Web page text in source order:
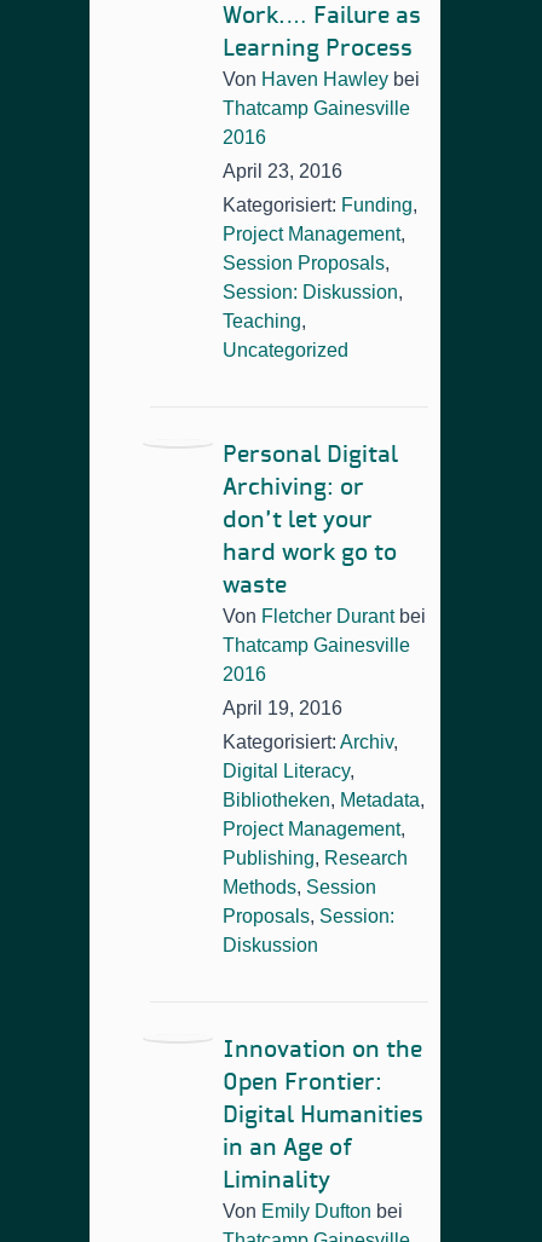
Work.… Failure as
Learning Process
Von Haven Hawley bei
Thatcamp Gainesville
2016
April 23, 2016
Kategorisiert: Funding,
Project Management,
Session Proposals,
Session: Diskussion,
Teaching,
Uncategorized
Personal Digital
Archiving: or
don’t let your
hard work go to
waste
Von Fletcher Durant bei
Thatcamp Gainesville
2016
April 19, 2016
Kategorisiert: Archiv,
Digital Literacy,
Bibliotheken, Metadata,
Project Management,
Publishing, Research
Methods, Session
Proposals, Session:
Diskussion
Innovation on the
Open Frontier:
Digital Humanities
in an Age of
Liminality
Von Emily Dufton bei